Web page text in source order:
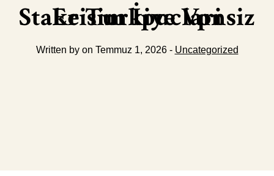
Stake Turkiye Vpnsiz Erisim İpuclari
Written by on Temmuz 1, 2026 - Uncategorized